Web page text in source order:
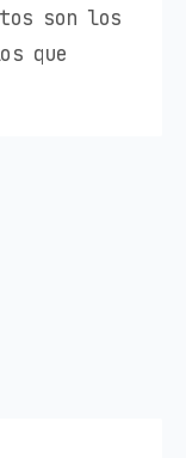
son los
que